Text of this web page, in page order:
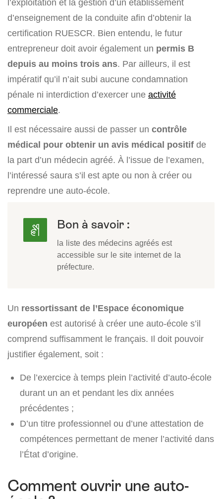
l’exploitation et la gestion d’un établissement
d’enseignement de la conduite afin d’obtenir la
certification RUESCR. Bien entendu, le futur
entrepreneur doit avoir également un permis B
depuis au moins trois ans. Par ailleurs, il est
impératif qu’il n’ait subi aucune condamnation
pénale ni interdiction d’exercer une activité
commerciale.
Il est nécessaire aussi de passer un contrôle
médical pour obtenir un avis médical positif de
la part d’un médecin agréé. À l’issue de l’examen,
l’intéressé saura s’il est apte ou non à créer ou
reprendre une auto-école.
Bon à savoir :
la liste des médecins agréés est
accessible sur le site internet de la
préfecture.
Un ressortissant de l’Espace économique
européen est autorisé à créer une auto-école s’il
comprend suffisamment le français. Il doit pouvoir
justifier également, soit :
De l’exercice à temps plein l’activité d’auto-école
durant un an et pendant les dix années
précédentes ;
D’un titre professionnel ou d’une attestation de
compétences permettant de mener l’activité dans
l’État d’origine.
Comment ouvrir une auto-